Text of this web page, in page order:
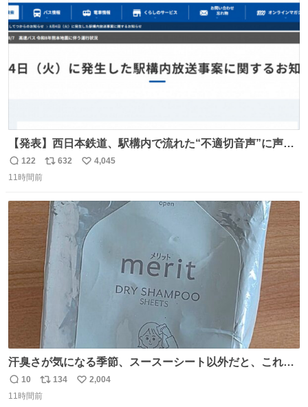
数
【発表】西日本鉄道、駅構内で流れた“不適切音声”に声明
「被害届も検討」 news.livedoor.com/article/detail… 4日
に西鉄福岡（天神）駅および薬院駅で発生した駅構内放送
送設備に外部から不正に音声が流された可能性も含めて確
認を実施」と説明した。
返
信
122
リ
ト
数
632
い
数
4,045
11時間前
汗臭さが気になる季節、スースーシート以外だと、これが
とにかくスッキリする。2年くらい前に #生活は踊る で紹
介したやつ。おじさんにもおばさんにもオススメだ。ドラ
返
信
10
リ
ポ
134
い
2,004
11時間前